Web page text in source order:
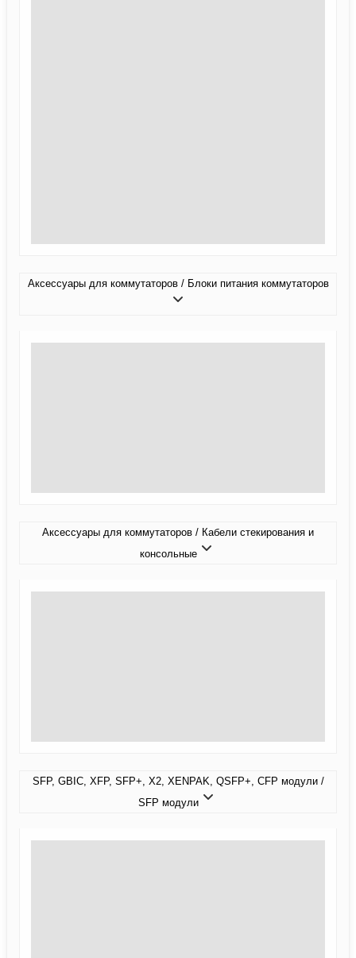
Аксессуары для коммутаторов / Блоки питания коммутаторов
Аксессуары для коммутаторов / Кабели стекирования и
консольные
SFP, GBIC, XFP, SFP+, X2, XENPAK, QSFP+, CFP модули /
SFP модули